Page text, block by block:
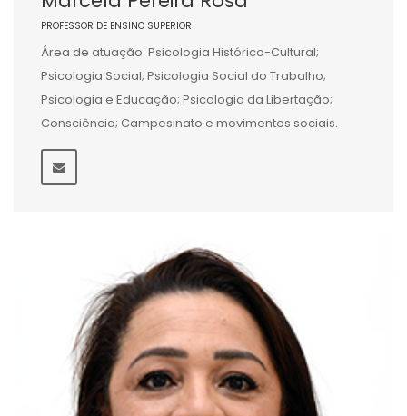
PROFESSOR DE ENSINO SUPERIOR
Área de atuação: Psicologia Histórico-Cultural;
Psicologia Social; Psicologia Social do Trabalho;
Psicologia e Educação; Psicologia da Libertação;
Consciência; Campesinato e movimentos sociais.